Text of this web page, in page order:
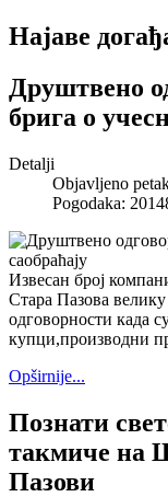
Најаве
Друштвено
брига о
Detalji
Objavljeno
Pogodaka:
Извесан број
Стара Пазова
одговорности када
купци,производни
Opširnije...
Познати
такмиче на
Пазови